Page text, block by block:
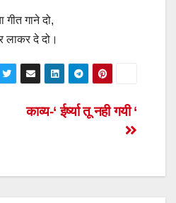
गीत गाने दो,
लाकर दे दो।
काव्य-‘ ईर्ष्या तू नही गयी ‘